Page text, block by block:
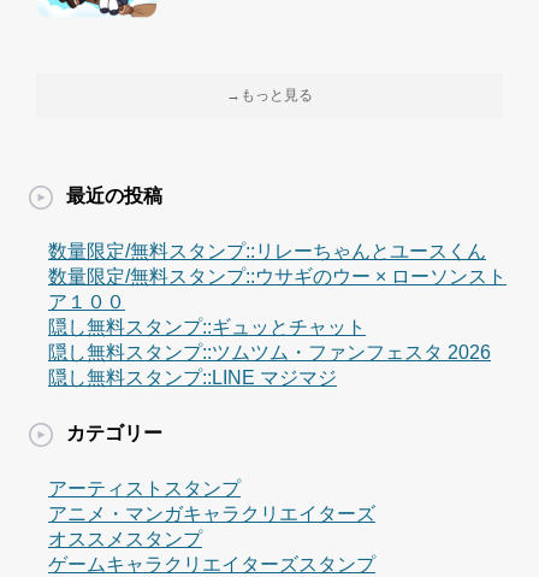
→もっと見る
最近の投稿
数量限定/無料スタンプ::リレーちゃんとユースくん
数量限定/無料スタンプ::ウサギのウー × ローソンスト
ア１００
隠し無料スタンプ::ギュッとチャット
隠し無料スタンプ::ツムツム・ファンフェスタ 2026
隠し無料スタンプ::LINE マジマジ
カテゴリー
アーティストスタンプ
アニメ・マンガキャラクリエイターズ
オススメスタンプ
ゲームキャラクリエイターズスタンプ